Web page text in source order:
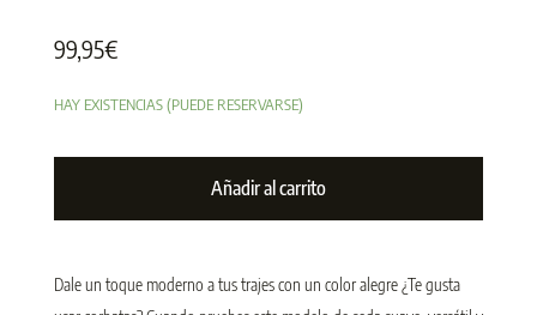
99,95€
HAY EXISTENCIAS (PUEDE RESERVARSE)
Añadir al carrito
Dale un toque moderno a tus trajes con un color alegre ¿Te gusta